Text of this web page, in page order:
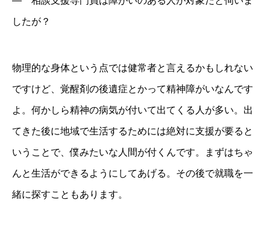
したが？
物理的な身体という点では健常者と言えるかもしれない
ですけど、覚醒剤の後遺症とかって精神障がいなんです
よ。何かしら精神の病気が付いて出てくる人が多い。出
てきた後に地域で生活するためには絶対に支援が要ると
いうことで、僕みたいな人間が付くんです。まずはちゃ
んと生活ができるようにしてあげる。その後で就職を一
緒に探すこともあります。